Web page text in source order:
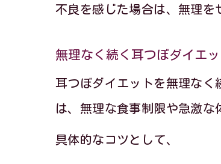
不良を感じた場合は、無理を
無理なく続く耳つぼダイエ
耳つぼダイエットを無理な
は、無理な食事制限や急激な
具体的なコツとして、